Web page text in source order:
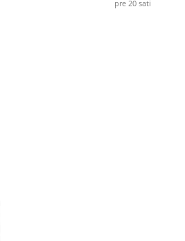
pre 20 sati